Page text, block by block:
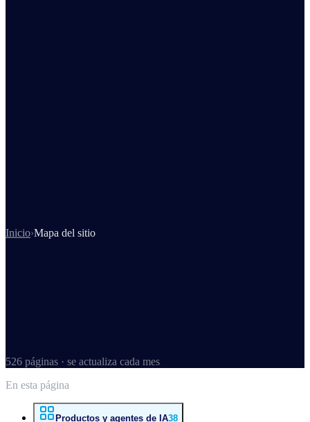
Inicio›Mapa del sitio
526 páginas · se actualiza cada mes
En esta página
Productos y agentes de IA38